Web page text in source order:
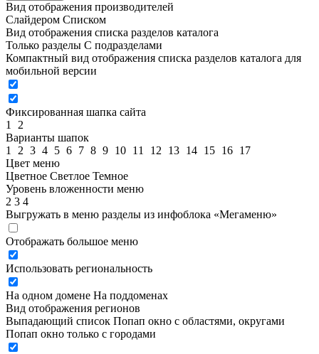
Вид отображения производителей
Слайдером Списком
Вид отображения списка разделов каталога
Только разделы С подразделами
Компактный вид отображения списка разделов каталога для
мобильной версии
Фиксированная шапка сайта
1
2
Варианты шапок
1
2 3 4 5 6 7 8 9 10 11 12 13 14 15 16 17
Цвет меню
Цветное Светлое Темное
Уровень вложенности меню
2 3 4
Выгружать в меню разделы из инфоблока «Мегаменю»
Отображать большое меню
Использовать региональность
На одном домене На поддоменах
Вид отображения регионов
Выпадающий список Попап окно c областями, округами
Попап окно только с городами